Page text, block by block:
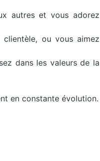
autres et vous adorez
ou vous aimez
dans les valeurs de la
en constante évolution.